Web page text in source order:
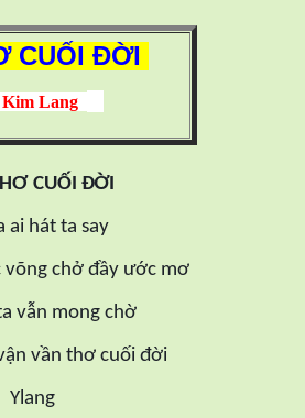
CUỐI ĐỜI
Lang
CUỐI ĐỜI
ai hát ta say
võng chở đầy ước mơ
vẫn mong chờ
vần thơ cuối đời
Ylang